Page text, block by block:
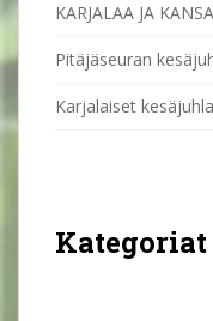
KARJALAA JA
Pitäjäseuran
Karjalaiset
Kategoriat